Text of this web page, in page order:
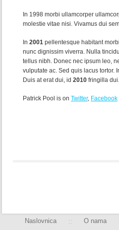
In 1998 morbi ullamcorper
molestie vitae nisi. Vivamus dui
In 2001 pellentesque habitant
nunc dignissim viverra. Nulla
tellus nibh. Donec nec ipsum leo,
vulputate ac. Sed quis lacus tortor.
Duis at erat dui, id 2010 fringilla
Patrick Pool is on Twitter, Facebook
Naslovnica O nama